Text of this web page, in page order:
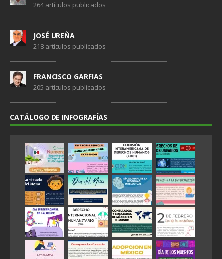
264 artículos publicados
JOSÉ UREÑA
218 artículos publicados
FRANCISCO GARFIAS
205 artículos publicados
CATÁLOGO DE INFOGRAFÍAS